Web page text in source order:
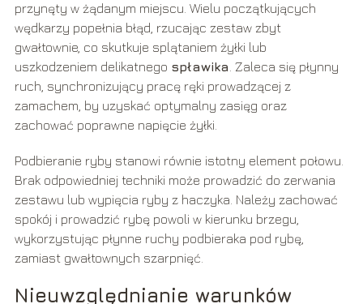
przynęty w żądanym miejscu. Wielu początkujących
wędkarzy popełnia błąd, rzucając zestaw zbyt
gwałtownie, co skutkuje splątaniem żyłki lub
uszkodzeniem delikatnego spławika . Zaleca się płynny
ruch, synchronizujący pracę ręki prowadzącej z
zamachem, by uzyskać optymalny zasięg oraz
zachować poprawne napięcie żyłki.
Podbieranie ryby stanowi równie istotny element połowu.
Brak odpowiedniej techniki może prowadzić do zerwania
zestawu lub wypięcia ryby z haczyka. Należy zachować
spokój i prowadzić rybę powoli w kierunku brzegu,
wykorzystując płynne ruchy podbieraka pod rybę,
zamiast gwałtownych szarpnięć.
Nieuwzględnianie warunków